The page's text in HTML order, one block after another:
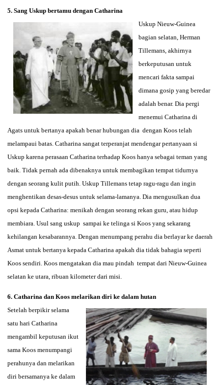
5. Sang Uskup bertamu dengan Catharina
Uskup Nieuw-Guinea
bagian selatan, Herman
Tillemans, akhirnya
berkeputusan untuk
mencari fakta sampai
dimana gosip yang beredar
adalah benar. Dia pergi
menemui Catharina di
Agats untuk bertanya apakah benar hubungan dia dengan Koos telah
melampaui batas. Catharina sangat terperanjat mendengar pertanyaan si
Uskup karena perasaan Catharina terhadap Koos hanya sebagai teman yang
baik. Tidak pernah ada dibenaknya untuk membagikan tempat tidurnya
dengan seorang kulit putih. Uskup Tillemans tetap ragu-ragu dan ingin
menghentikan desas-desus untuk selama-lamanya. Dia mengusulkan dua
opsi kepada Catharina: menikah dengan seorang rekan guru, atau hidup
membiara. Usul sang uskup sampai ke telinga si Koos yang sekarang
kehilangan kesabarannya. Dengan menumpang perahu dia berlayar ke daerah
Asmat untuk bertanya kepada Catharina apakah dia tidak bahagia seperti
Koos sendiri. Koos mengatakan dia mau pindah tempat dari Nieuw-Guinea
selatan ke utara, ribuan kilometer dari misi.
6. Catharina dan Koos melarikan diri ke dalam hutan
Setelah berpikir selama
satu hari Catharina
mengambil keputusan ikut
sama Koos menumpangi
perahunya dan melarikan
diri bersamanya ke dalam